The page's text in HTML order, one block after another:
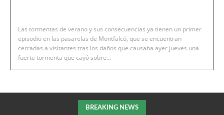
Las tormentas de verano y sus consecuencias ya tienen un primer
episodio en las pasarelas de Montfalcó, que se encuentran
cerradas a visitantes tras los daños que causaba ayer jueves una
fuerte tormenta que cayó sobre...
BREAKING NEWS